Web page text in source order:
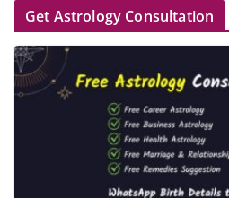
Get Astrology Consultation